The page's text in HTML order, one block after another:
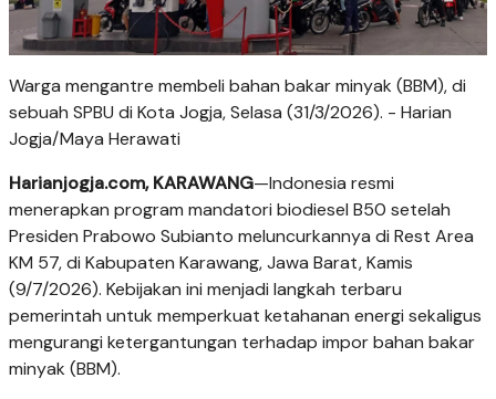
Warga mengantre membeli bahan bakar minyak (BBM), di
sebuah SPBU di Kota Jogja, Selasa (31/3/2026). - Harian
Jogja/Maya Herawati
Harianjogja.com, KARAWANG—Indonesia resmi
menerapkan program mandatori biodiesel B50 setelah
Presiden Prabowo Subianto meluncurkannya di Rest Area
KM 57, di Kabupaten Karawang, Jawa Barat, Kamis
(9/7/2026). Kebijakan ini menjadi langkah terbaru
pemerintah untuk memperkuat ketahanan energi sekaligus
mengurangi ketergantungan terhadap impor bahan bakar
minyak (BBM).